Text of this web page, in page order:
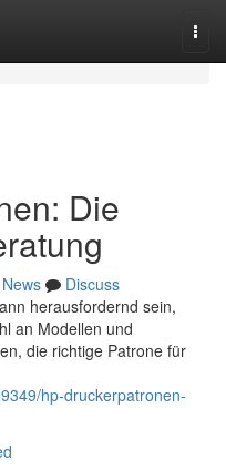
Die
News
Discuss
herausfordernd sein,
an Modellen und
die richtige Patrone für
hp-druckerpatronen-